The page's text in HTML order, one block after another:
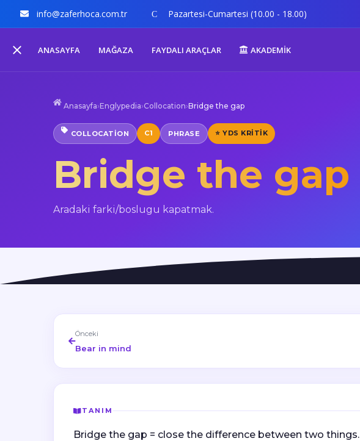
info@zaferhoca.com.tr Pazartesi-Cumartesi (10.00 - 18.00)
ANASAYFA MAĞAZA FAYDALI ARAÇLAR AKADEMİK
Anasayfa›Englypedia›Collocation›Bridge the gap
COLLOCATION C1 PHRASE ⭐ YDS KRITIK
Bridge the gap
Aradaki farki/boslugu kapatmak.
Önceki
Bear in mind
TANIM
Bridge the gap = close the difference between two things.